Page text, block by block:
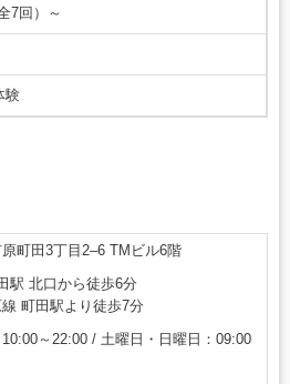
7回）～
験
町田3丁目2–6 TMビル6階
駅 北口から徒歩6分
町田駅より徒歩7分
10:00～22:00 / 土曜日・日曜日：09:00